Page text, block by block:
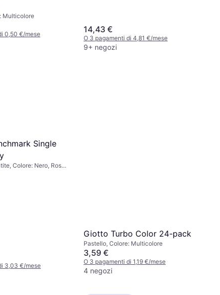
Multicolore
0,50 €/mese 14,43 €
O 3 pagamenti di 4,81 €/mese
9+ negozi
Single
Colore: Nero, Rosa,
3,03 €/mese
Giotto Turbo Color 24-pack
Pastello, Colore: Multicolore
3,59 €
O 3 pagamenti di 1,19 €/mese
4 negozi